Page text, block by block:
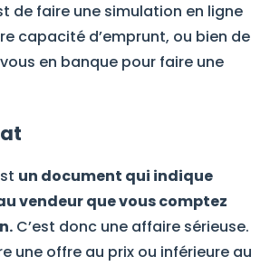
de faire une simulation en ligne
capacité d’emprunt, ou bien de
en banque pour faire une
un document qui indique
vendeur que vous comptez
C’est donc une affaire sérieuse.
une offre au prix ou inférieure au